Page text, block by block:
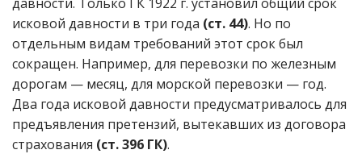
исковой давности в три года (ст. 44). Но по
отдельным видам требований этот срок был
сокращен. Например, для перевозки по железным
дорогам — месяц, для морской перевозки — год.
Два года исковой давности предусматривалось для
предъявления претензий, вытекавших из договора
страхования (ст. 396 ГК).